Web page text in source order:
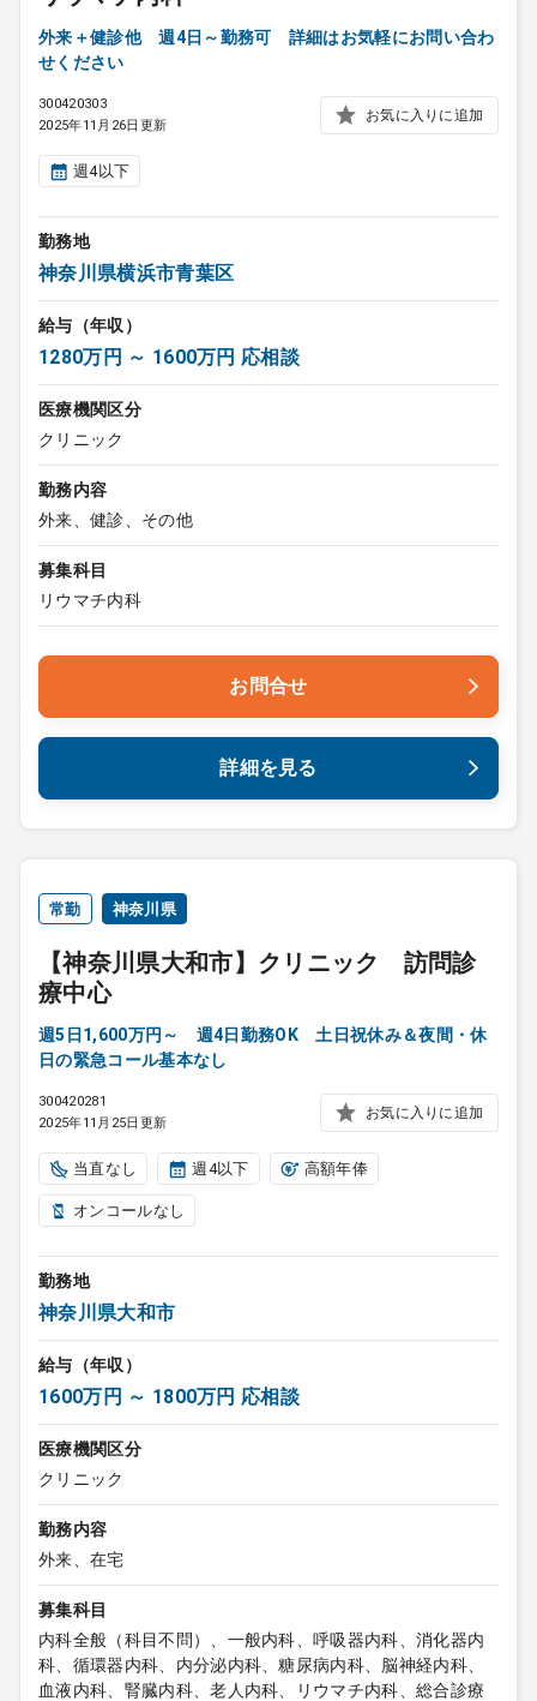
外来＋健診他 週4日～勤務可 詳細はお気軽にお問い合わ
せください
300420303
2025年11月26日更新
お気に入りに追加
週4以下
勤務地
神奈川県横浜市青葉区
給与（年収）
1280万円 ～ 1600万円 応相談
医療機関区分
クリニック
勤務内容
外来、健診、その他
募集科目
リウマチ内科
お問合せ
詳細を見る
常勤 神奈川県
【神奈川県大和市】クリニック 訪問診
療中心
週5日1,600万円～ 週4日勤務OK 土日祝休み＆夜間・休
日の緊急コール基本なし
300420281
2025年11月25日更新
お気に入りに追加
当直なし 週4以下 高額年俸
オンコールなし
勤務地
神奈川県大和市
給与（年収）
1600万円 ～ 1800万円 応相談
医療機関区分
クリニック
勤務内容
外来、在宅
募集科目
内科全般（科目不問）、一般内科、呼吸器内科、消化器内
科、循環器内科、内分泌内科、糖尿病内科、脳神経内科、
血液内科、腎臓内科、老人内科、リウマチ内科、総合診療